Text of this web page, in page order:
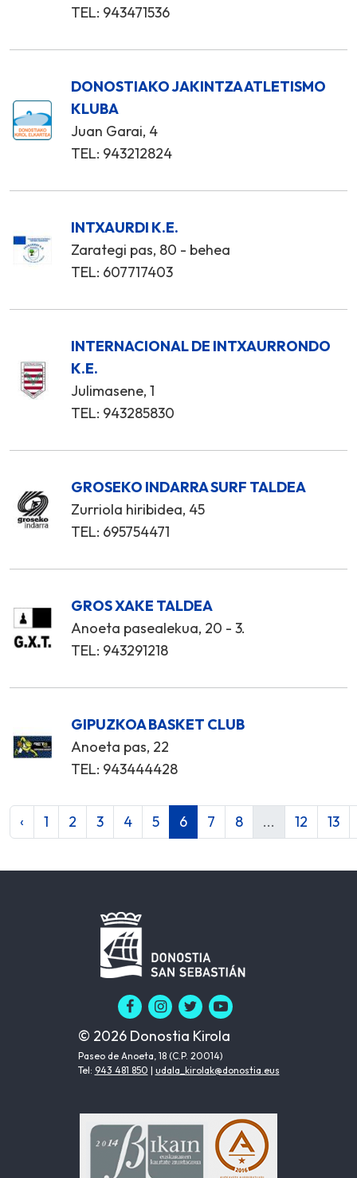
TEL: 943471536
DONOSTIAKO JAKINTZA ATLETISMO
KLUBA
Juan Garai, 4
TEL: 943212824
INTXAURDI K.E.
Zarategi pas, 80 - behea
TEL: 607717403
INTERNACIONAL DE INTXAURRONDO
K.E.
Julimasene, 1
TEL: 943285830
GROSEKO INDARRA SURF TALDEA
Zurriola hiribidea, 45
TEL: 695754471
GROS XAKE TALDEA
Anoeta pasealekua, 20 - 3.
TEL: 943291218
GIPUZKOA BASKET CLUB
Anoeta pas, 22
TEL: 943444428
‹ 1 2 3 4 5 6 7 8 ... 12 13
© 2026 Donostia Kirola
Paseo de Anoeta, 18 (C.P. 20014)
Tel: 943 481 850 | udala_kirolak@donostia.eus